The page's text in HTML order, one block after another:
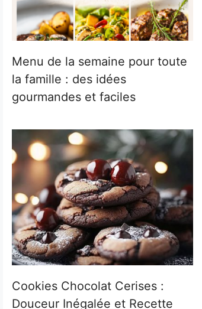
Menu de la semaine pour toute
la famille : des idées
gourmandes et faciles
Cookies Chocolat Cerises :
Douceur Inégalée et Recette